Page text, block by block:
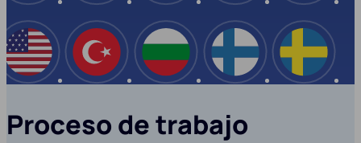
EE.UU Turquía Bulgaria Finlandia Suecia
Proceso de trabajo